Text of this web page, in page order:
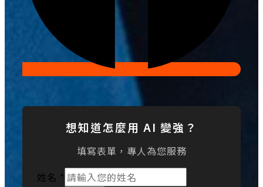
想知道怎麼用 AI 變強？
填寫表單，專人為您服務
姓名 *